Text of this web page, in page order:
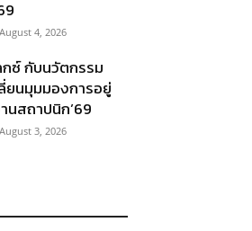
August 4, 2026
กซ์ กับนวัตกรรม
ยนมุมมองการอยู่
นสถาปนิก’69
August 3, 2026